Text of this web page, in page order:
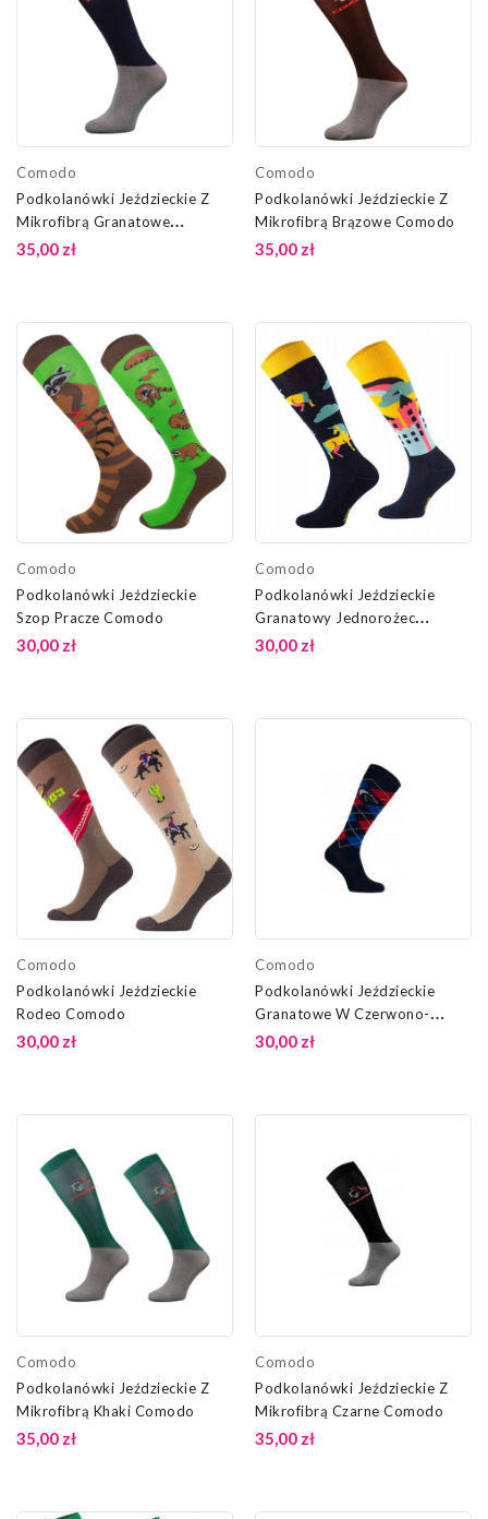
Comodo
Podkolanówki Jeździeckie Z
Mikrofibrą Granatowe
Comodo
35,00 zł
Comodo
Podkolanówki Jeździeckie Z
Mikrofibrą Brązowe Comodo
35,00 zł
Comodo
Podkolanówki Jeździeckie
Szop Pracze Comodo
30,00 zł
Comodo
Podkolanówki Jeździeckie
Granatowy Jednorożec
Comodo
30,00 zł
Comodo
Podkolanówki Jeździeckie
Rodeo Comodo
30,00 zł
Comodo
Podkolanówki Jeździeckie
Granatowe W Czerwono-
NIebieskie Romby Comodo
30,00 zł
Comodo
Podkolanówki Jeździeckie Z
Mikrofibrą Khaki Comodo
35,00 zł
Comodo
Podkolanówki Jeździeckie Z
Mikrofibrą Czarne Comodo
35,00 zł